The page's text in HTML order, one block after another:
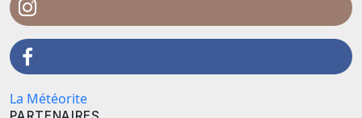
La Météorite